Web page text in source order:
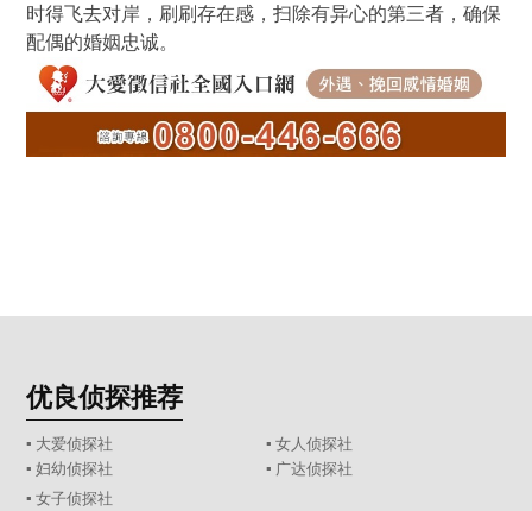
时得飞去对岸，刷刷存在感，扫除有异心的第三者，确保
配偶的婚姻忠诚。
优良侦探推荐
▪ 大爱侦探社
▪ 女人侦探社
▪ 妇幼侦探社
▪ 广达侦探社
▪ 女子侦探社